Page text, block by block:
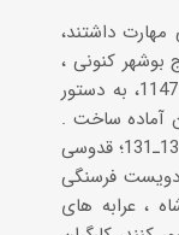
داشتند،
کنونی ،
برای جهازات (کشتیها) مکانی مناسب یافتند که در آن منطقه نظیر آن وجود نداشت (همانجا). در 1147، به دستور
آماده ساخت .
وی پس از تعمیر یکی از قلعه های نزدیک بندر، نام بوشهر را به بندر نادریه تبدیل کرد (لاکهارت ، ص 130ـ131؛ قدوسی
دویست فرسنگی
(فلاندن ، ص 367). به دستور نادرشاه ، عرابه های